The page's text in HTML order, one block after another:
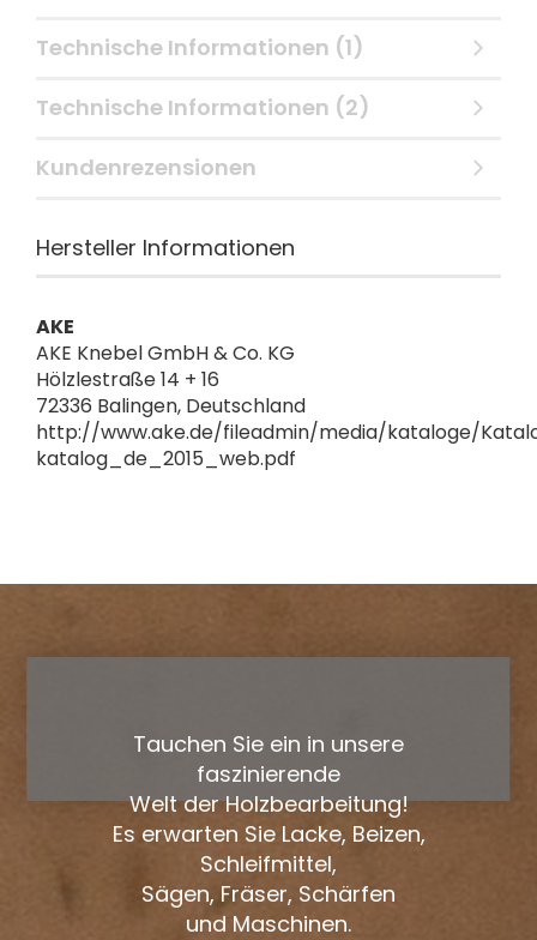
Technische Informationen (1)
Technische Informationen (2)
Kundenrezensionen
Hersteller Informationen
AKE
AKE Knebel GmbH & Co. KG
Hölzlestraße 14 + 16
72336 Balingen, Deutschland
http://www.ake.de/fileadmin/media/kataloge/
katalog_de_2015_web.pdf
Tauchen Sie ein in unsere
faszinierende
Welt der Holzbearbeitung!
Es erwarten Sie Lacke, Beizen,
Schleifmittel,
Sägen, Fräser, Schärfen
und Maschinen.